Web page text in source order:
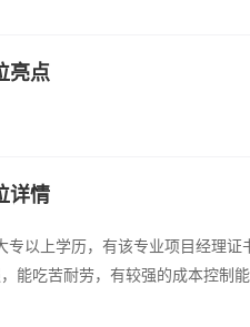
亮点
详情
专以上学历，有该专业项目经理
能吃苦耐劳，有较强的成本控制